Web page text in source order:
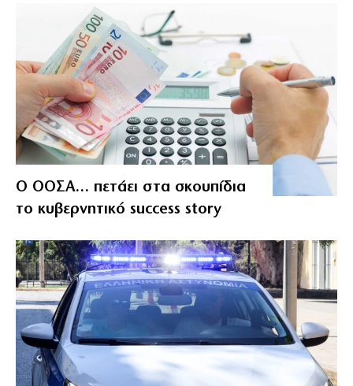
Ο ΟΟΣΑ… πετάει στα σκουπίδια
το κυβερνητικό success story